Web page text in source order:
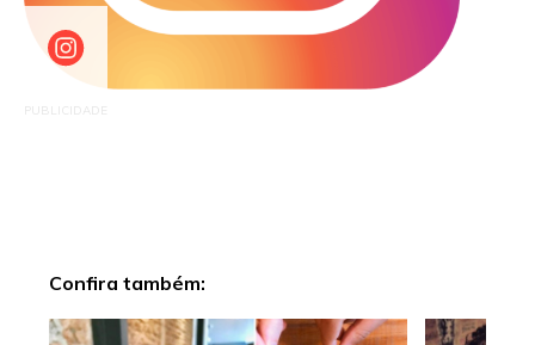
PUBLICIDADE
Confira também: